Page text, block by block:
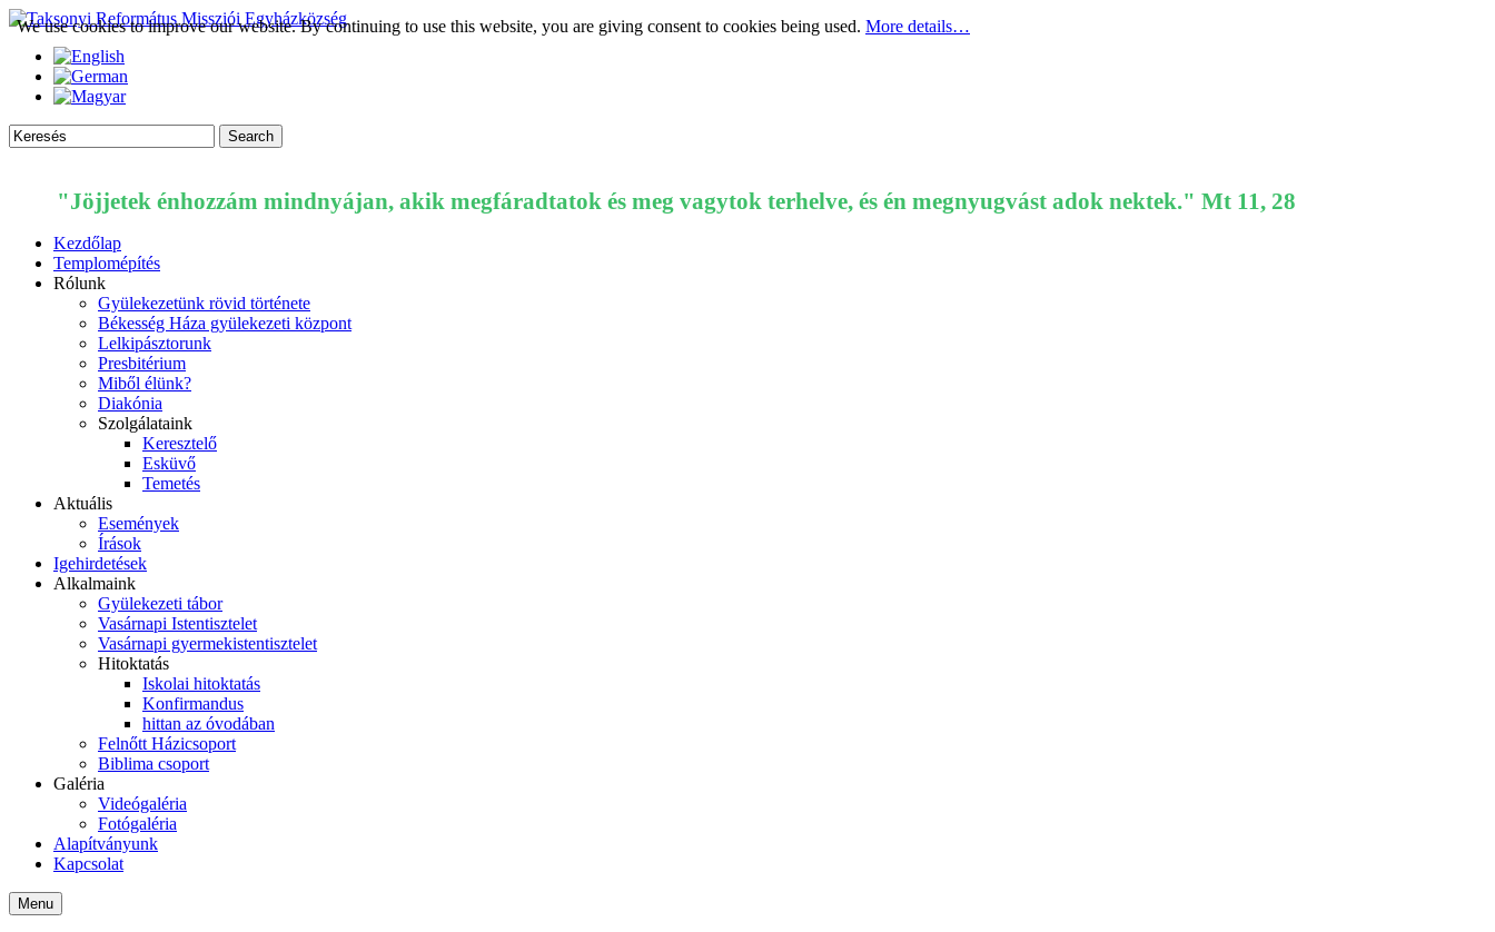
"Jöjjetek énhozzám mindnyájan, akik megfáradtatok és meg vagytok terhelve, és én megnyugvást adok nektek." Mt 11, 28
Kezdőlap
Templomépítés
Rólunk
Gyülekezetünk rövid története
Békesség Háza gyülekezeti központ
Lelkipásztorunk
Presbitérium
Miből élünk?
Diakónia
Szolgálataink
Keresztelő
Esküvő
Temetés
Aktuális
Események
Írások
Igehirdetések
Alkalmaink
Gyülekezeti tábor
Vasárnapi Istentisztelet
Vasárnapi gyermekistentisztelet
Hitoktatás
Iskolai hitoktatás
Konfirmandus
hittan az óvodában
Felnőtt Házicsoport
Biblima csoport
Galéria
Videógaléria
Fotógaléria
Alapítványunk
Kapcsolat
Menu
We use cookies to improve our website. By continuing to use this website, you are giving consent to cookies being used. More details…